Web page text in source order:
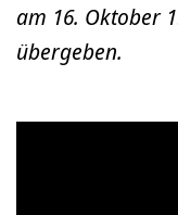
am 16. Oktober
übergeben.